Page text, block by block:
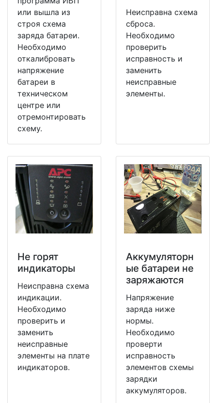
или вышла из
строя схема
заряда батареи.
Необходимо
откалибровать
напряжение
батареи в
техническом
центре или
отремонтировать
схему.
Неисправна схема
сброса.
Необходимо
проверить
исправность и
заменить
неисправные
элементы.
Не горят
индикаторы
Неисправна схема
индикации.
Необходимо
проверить и
заменить
неисправные
элементы на плате
индикаторов.
Аккумуляторн
ые батареи не
заряжаются
Напряжение
заряда ниже
нормы.
Необходимо
проверти
исправность
элементов схемы
зарядки
аккумуляторов.